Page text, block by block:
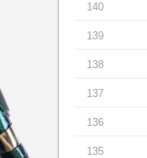
140
139
138
137
136
135